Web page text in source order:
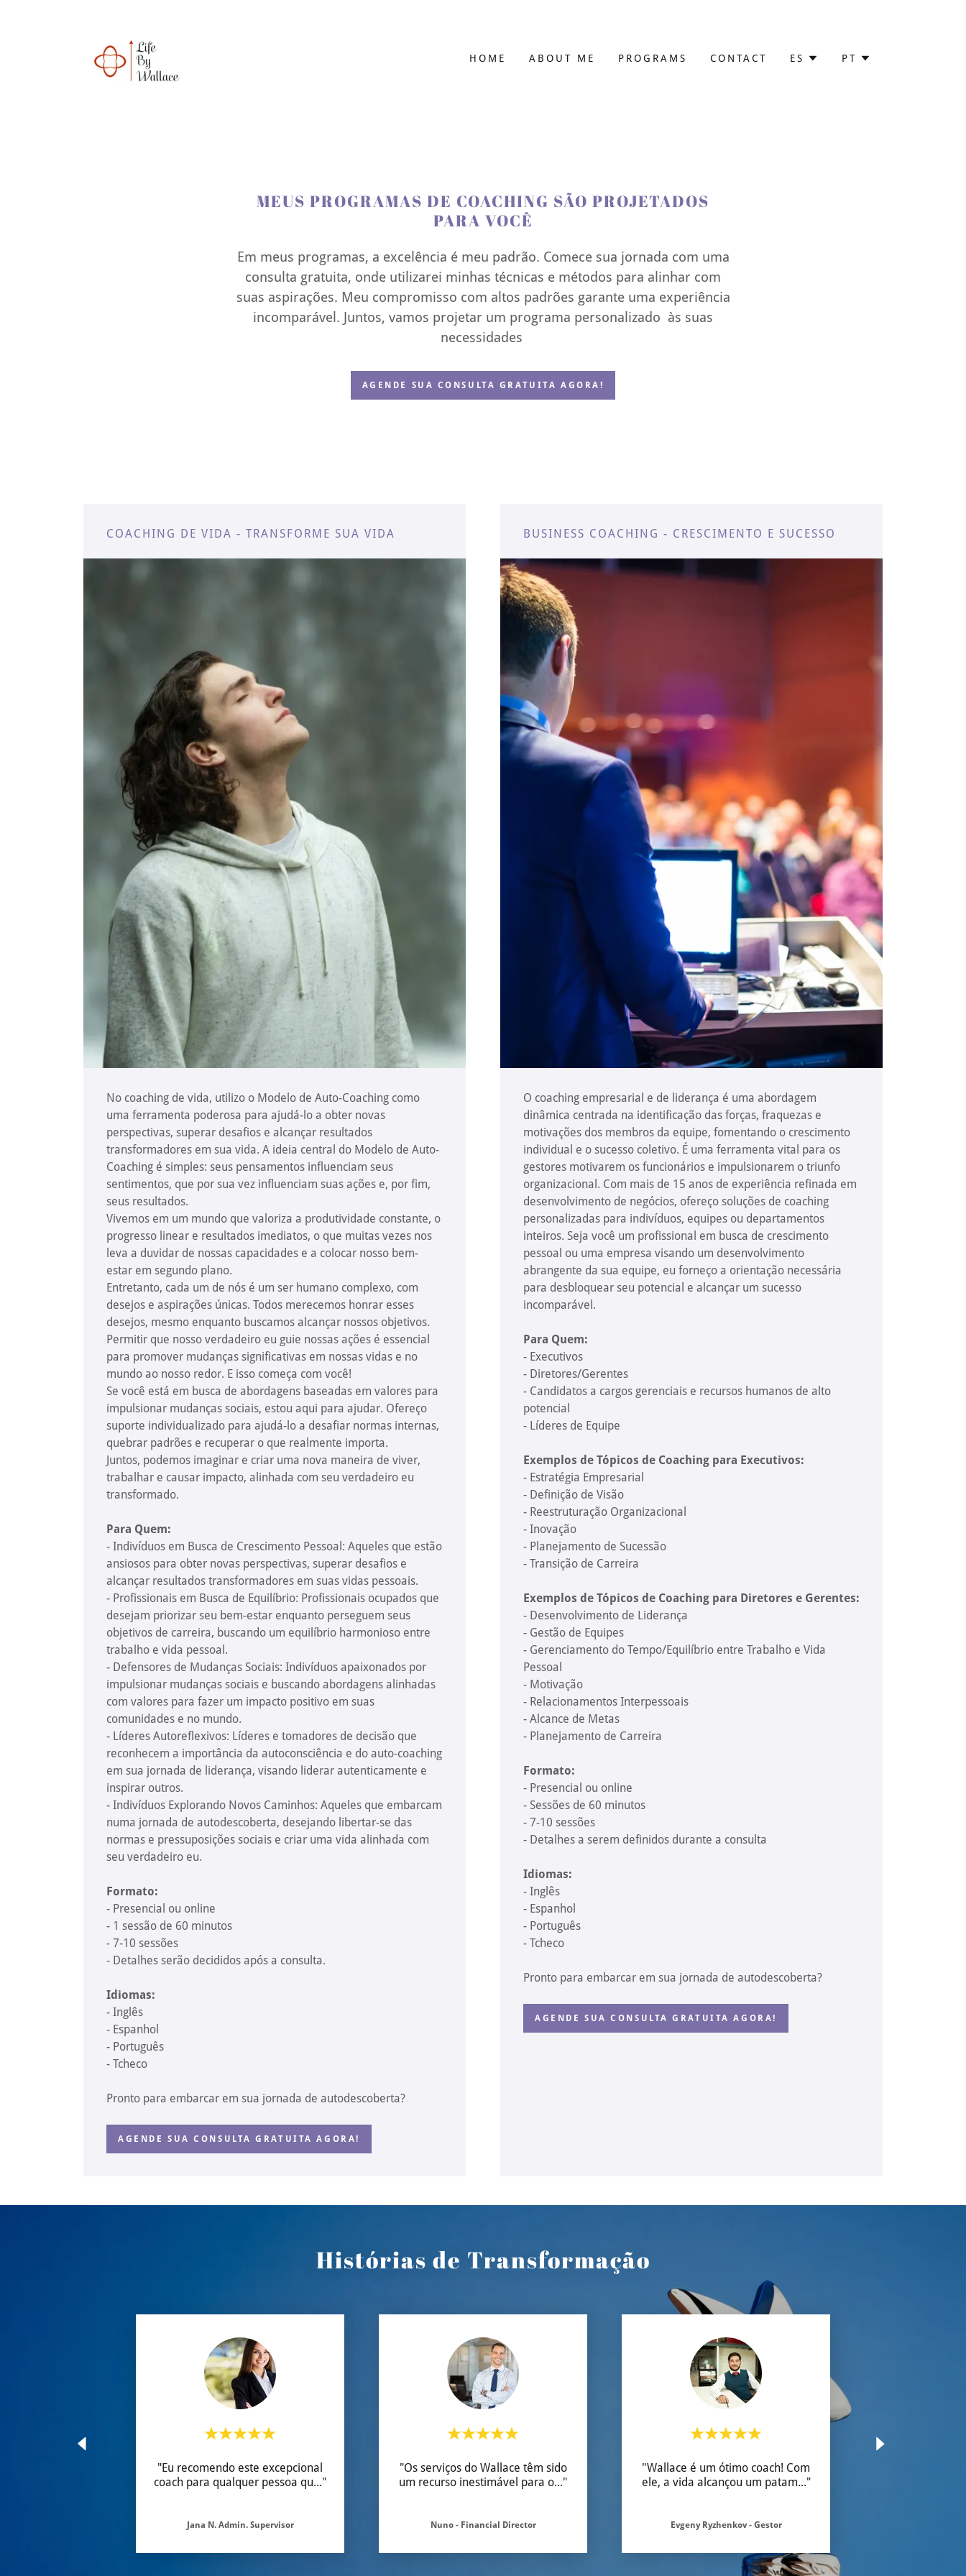
HOME ABOUT ME PROGRAMS CONTACT ES PT
MEUS PROGRAMAS DE COACHING SÃO PROJETADOS
PARA VOCÊ
Em meus programas, a excelência é meu padrão. Comece sua jornada com uma
consulta gratuita, onde utilizarei minhas técnicas e métodos para alinhar com
suas aspirações. Meu compromisso com altos padrões garante uma experiência
incomparável. Juntos, vamos projetar um programa personalizado às suas
necessidades
AGENDE SUA CONSULTA GRATUITA AGORA!
COACHING DE VIDA - TRANSFORME SUA VIDA
No coaching de vida, utilizo o Modelo de Auto-Coaching como
uma ferramenta poderosa para ajudá-lo a obter novas
perspectivas, superar desafios e alcançar resultados
transformadores em sua vida. A ideia central do Modelo de Auto-
Coaching é simples: seus pensamentos influenciam seus
sentimentos, que por sua vez influenciam suas ações e, por fim,
seus resultados.
Vivemos em um mundo que valoriza a produtividade constante, o
progresso linear e resultados imediatos, o que muitas vezes nos
leva a duvidar de nossas capacidades e a colocar nosso bem-
estar em segundo plano.
Entretanto, cada um de nós é um ser humano complexo, com
desejos e aspirações únicas. Todos merecemos honrar esses
desejos, mesmo enquanto buscamos alcançar nossos objetivos.
Permitir que nosso verdadeiro eu guie nossas ações é essencial
para promover mudanças significativas em nossas vidas e no
mundo ao nosso redor. E isso começa com você!
Se você está em busca de abordagens baseadas em valores para
impulsionar mudanças sociais, estou aqui para ajudar. Ofereço
suporte individualizado para ajudá-lo a desafiar normas internas,
quebrar padrões e recuperar o que realmente importa.
Juntos, podemos imaginar e criar uma nova maneira de viver,
trabalhar e causar impacto, alinhada com seu verdadeiro eu
transformado.
Para Quem:
- Indivíduos em Busca de Crescimento Pessoal: Aqueles que estão
ansiosos para obter novas perspectivas, superar desafios e
alcançar resultados transformadores em suas vidas pessoais.
- Profissionais em Busca de Equilíbrio: Profissionais ocupados que
desejam priorizar seu bem-estar enquanto perseguem seus
objetivos de carreira, buscando um equilíbrio harmonioso entre
trabalho e vida pessoal.
- Defensores de Mudanças Sociais: Indivíduos apaixonados por
impulsionar mudanças sociais e buscando abordagens alinhadas
com valores para fazer um impacto positivo em suas
comunidades e no mundo.
- Líderes Autoreflexivos: Líderes e tomadores de decisão que
reconhecem a importância da autoconsciência e do auto-coaching
em sua jornada de liderança, visando liderar autenticamente e
inspirar outros.
- Indivíduos Explorando Novos Caminhos: Aqueles que embarcam
numa jornada de autodescoberta, desejando libertar-se das
normas e pressuposições sociais e criar uma vida alinhada com
seu verdadeiro eu.
Formato:
- Presencial ou online
- 1 sessão de 60 minutos
- 7-10 sessões
- Detalhes serão decididos após a consulta.
Idiomas:
- Inglês
- Espanhol
- Português
- Tcheco
Pronto para embarcar em sua jornada de autodescoberta?
AGENDE SUA CONSULTA GRATUITA AGORA!
BUSINESS COACHING - CRESCIMENTO E SUCESSO
O coaching empresarial e de liderança é uma abordagem
dinâmica centrada na identificação das forças, fraquezas e
motivações dos membros da equipe, fomentando o crescimento
individual e o sucesso coletivo. É uma ferramenta vital para os
gestores motivarem os funcionários e impulsionarem o triunfo
organizacional. Com mais de 15 anos de experiência refinada em
desenvolvimento de negócios, ofereço soluções de coaching
personalizadas para indivíduos, equipes ou departamentos
inteiros. Seja você um profissional em busca de crescimento
pessoal ou uma empresa visando um desenvolvimento
abrangente da sua equipe, eu forneço a orientação necessária
para desbloquear seu potencial e alcançar um sucesso
incomparável.
Para Quem:
- Executivos
- Diretores/Gerentes
- Candidatos a cargos gerenciais e recursos humanos de alto
potencial
- Líderes de Equipe
Exemplos de Tópicos de Coaching para Executivos:
- Estratégia Empresarial
- Definição de Visão
- Reestruturação Organizacional
- Inovação
- Planejamento de Sucessão
- Transição de Carreira
Exemplos de Tópicos de Coaching para Diretores e Gerentes:
- Desenvolvimento de Liderança
- Gestão de Equipes
- Gerenciamento do Tempo/Equilíbrio entre Trabalho e Vida
Pessoal
- Motivação
- Relacionamentos Interpessoais
- Alcance de Metas
- Planejamento de Carreira
Formato:
- Presencial ou online
- Sessões de 60 minutos
- 7-10 sessões
- Detalhes a serem definidos durante a consulta
Idiomas:
- Inglês
- Espanhol
- Português
- Tcheco
Pronto para embarcar em sua jornada de autodescoberta?
AGENDE SUA CONSULTA GRATUITA AGORA!
Histórias de Transformação
"Eu recomendo este excepcional
coach para qualquer pessoa qu..."
Jana N. Admin. Supervisor
"Os serviços do Wallace têm sido
um recurso inestimável para o..."
Nuno - Financial Director
"Wallace é um ótimo coach! Com
ele, a vida alcançou um patam..."
Evgeny Ryzhenkov - Gestor